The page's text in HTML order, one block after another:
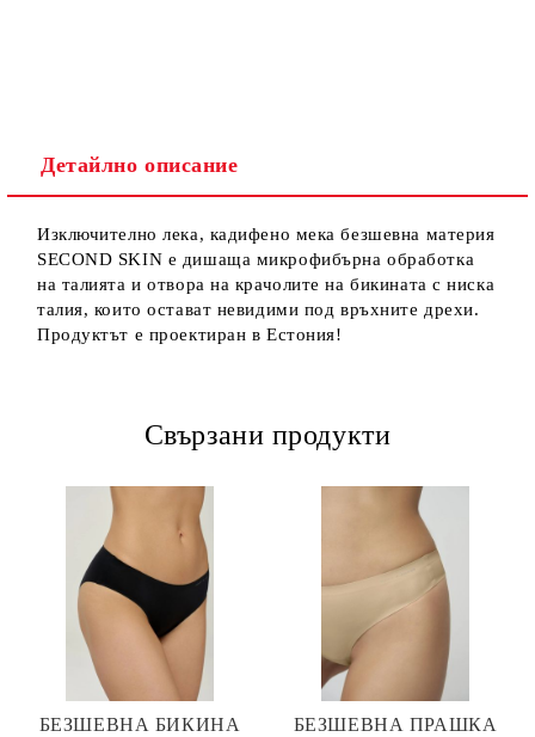
Детайлно описание
Изключително лека, кадифено мека безшевна материя
SECOND SKIN е дишаща микрофибърна обработка
на талията и отвора на крачолите на бикината с ниска
талия, които остават невидими под връхните дрехи.
Продуктът е проектиран в Естония!
Свързани продукти
БЕЗШЕВНА БИКИНА
БЕЗШЕВНА ПРАШКА